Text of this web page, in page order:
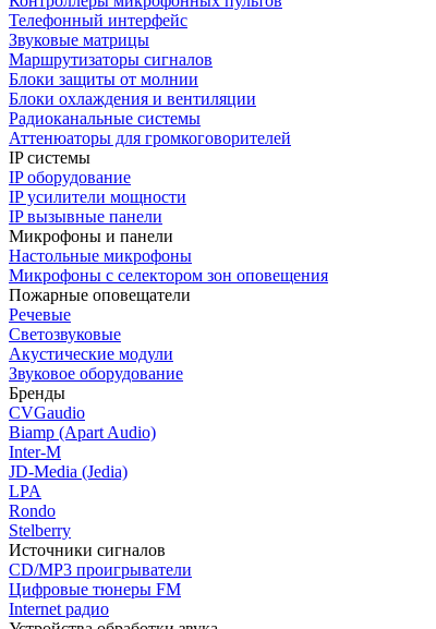
Телефонный интерфейс
Звуковые матрицы
Маршрутизаторы сигналов
Блоки защиты от молнии
Блоки охлаждения и вентиляции
Радиоканальные системы
Аттенюаторы для громкоговорителей
IP системы
IP оборудование
IP усилители мощности
IP вызывные панели
Микрофоны и панели
Настольные микрофоны
Микрофоны с селектором зон оповещения
Пожарные оповещатели
Речевые
Светозвуковые
Акустические модули
Звуковое оборудование
Бренды
CVGaudio
Biamp (Apart Audio)
Inter-M
JD-Media (Jedia)
LPA
Rondo
Stelberry
Источники сигналов
CD/MP3 проигрыватели
Цифровые тюнеры FM
Internet радио